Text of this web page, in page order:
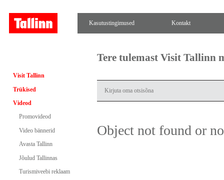
Kasutustingimused Kontakt
Visit Tallinn
Trükised
Videod
Promovideod
Video bännerid
Avasta Tallinn
Jõulud Tallinnas
Turismiveebi reklaam
Tere tulemast Visit Tallinn
Object not found or